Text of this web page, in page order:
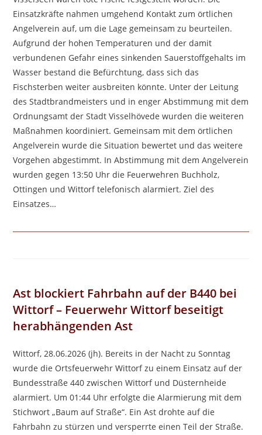
Einsatzkräfte nahmen umgehend Kontakt zum örtlichen
Angelverein auf, um die Lage gemeinsam zu beurteilen.
Aufgrund der hohen Temperaturen und der damit
verbundenen Gefahr eines sinkenden Sauerstoffgehalts im
Wasser bestand die Befürchtung, dass sich das
Fischsterben weiter ausbreiten könnte. Unter der Leitung
des Stadtbrandmeisters und in enger Abstimmung mit dem
Ordnungsamt der Stadt Visselhövede wurden die weiteren
Maßnahmen koordiniert. Gemeinsam mit dem örtlichen
Angelverein wurde die Situation bewertet und das weitere
Vorgehen abgestimmt. In Abstimmung mit dem Angelverein
wurden gegen 13:50 Uhr die Feuerwehren Buchholz,
Ottingen und Wittorf telefonisch alarmiert. Ziel des
Einsatzes…
Ast blockiert Fahrbahn auf der B440 bei
Wittorf – Feuerwehr Wittorf beseitigt
herabhängenden Ast
Wittorf, 28.06.2026 (jh). Bereits in der Nacht zu Sonntag
wurde die Ortsfeuerwehr Wittorf zu einem Einsatz auf der
Bundesstraße 440 zwischen Wittorf und Düsternheide
alarmiert. Um 01:44 Uhr erfolgte die Alarmierung mit dem
Stichwort „Baum auf Straße“. Ein Ast drohte auf die
Fahrbahn zu stürzen und versperrte einen Teil der Straße.